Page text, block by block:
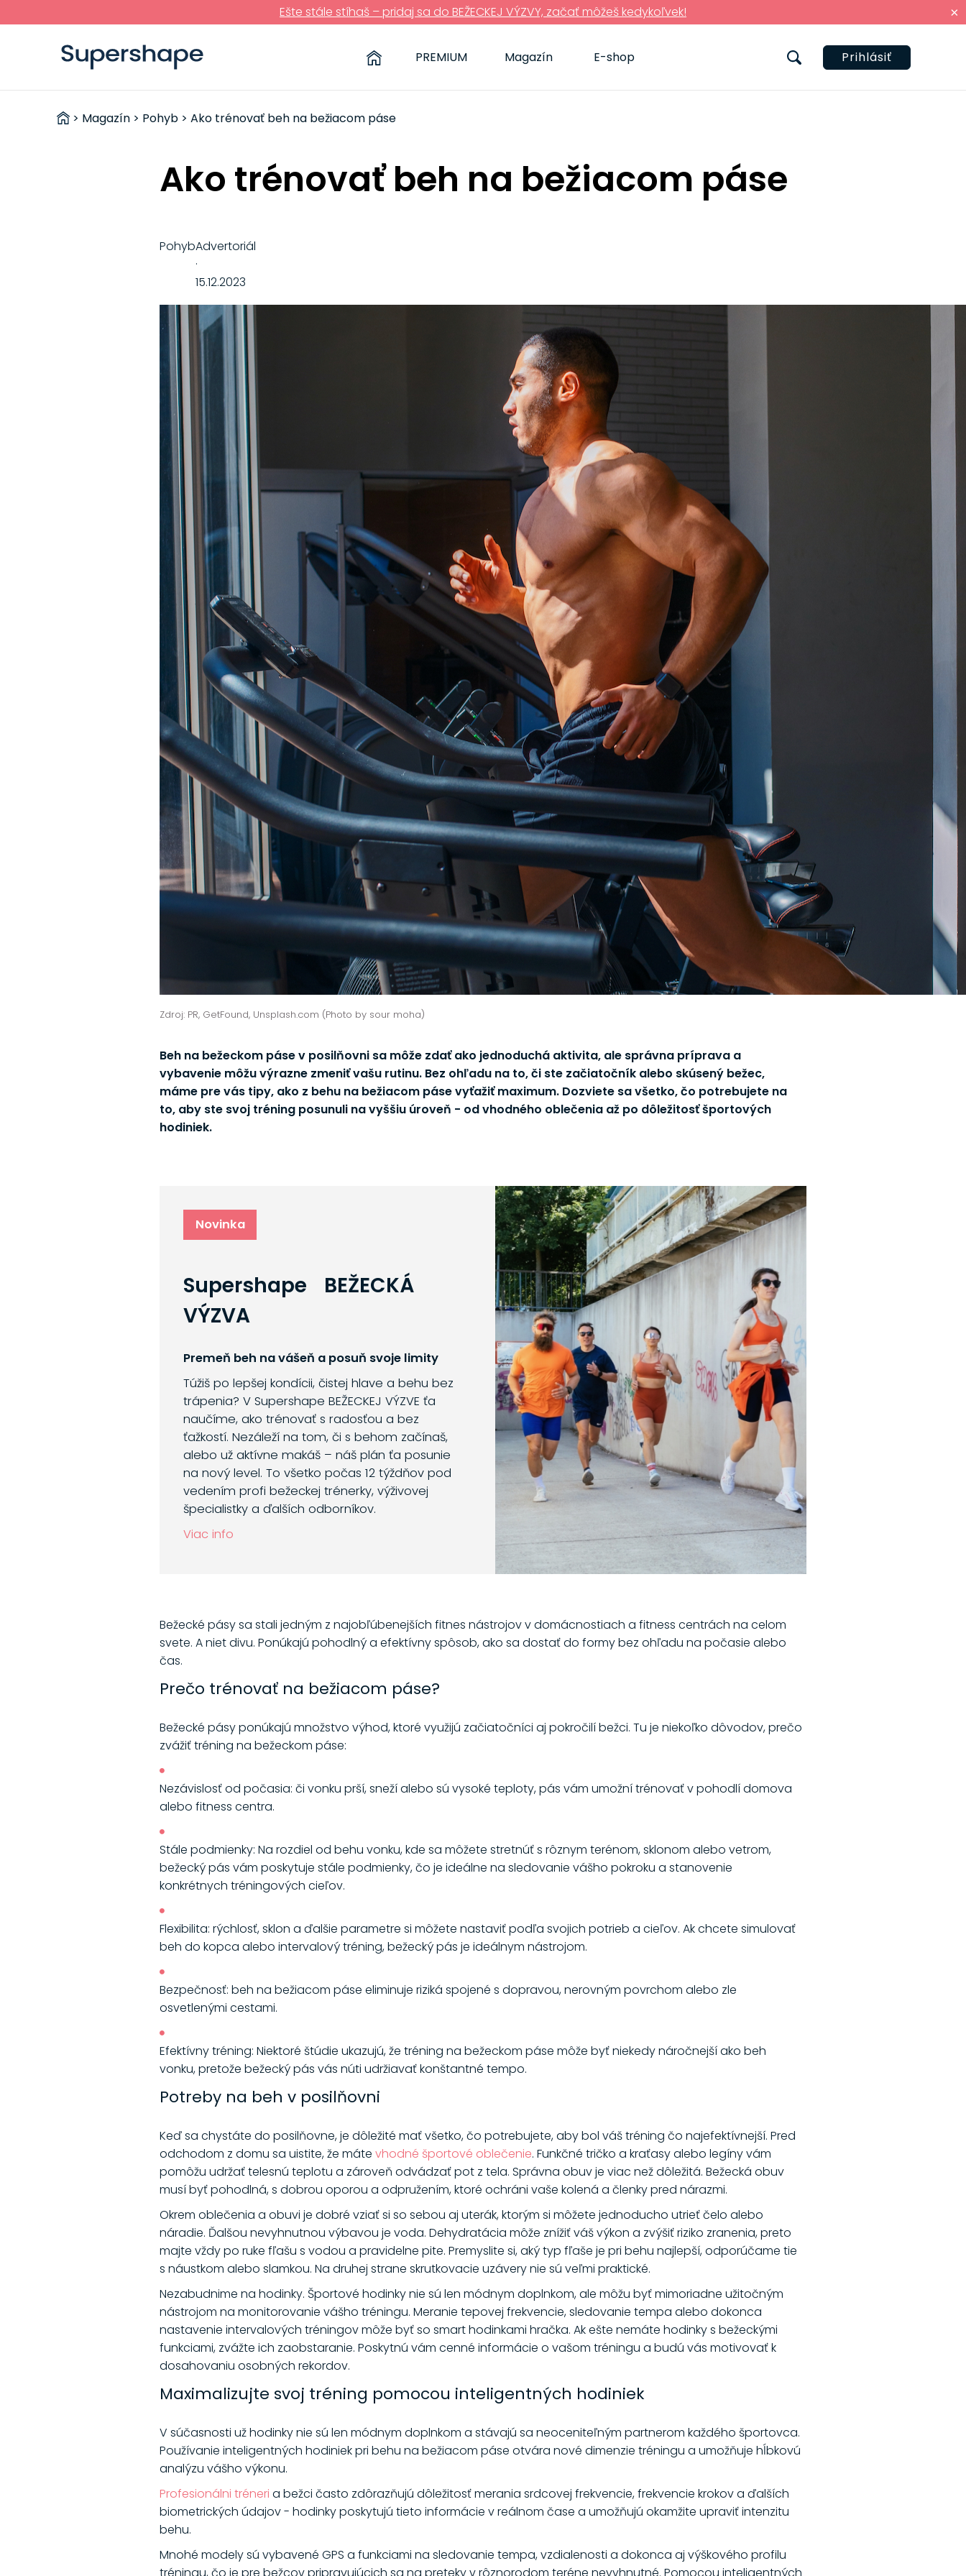
×
Ešte stále stíhaš – pridaj sa do BEŽECKEJ VÝZVY, začať môžeš kedykoľvek!
Prihlásiť
PREMIUM Magazín E-shop
ZDRAVÉ
> Magazín > Pohyb > Ako trénovať beh na bežiacom páse
Ako trénovať beh na bežiacom páse
Zdroj: PR, GetFound, Unsplash.com (Photo by sour moha)
Beh na bežeckom páse v posilňovni sa môže zdať ako jednoduchá aktivita, ale správna príprava a
vybavenie môžu výrazne zmeniť vašu rutinu. Bez ohľadu na to, či ste začiatočník alebo skúsený bežec,
máme pre vás tipy, ako z behu na bežiacom páse vyťažiť maximum. Dozviete sa všetko, čo potrebujete na
to, aby ste svoj tréning posunuli na vyššiu úroveň - od vhodného oblečenia až po dôležitosť športových
hodiniek.
Novinka
Supershape BEŽECKÁ
VÝZVA
Premeň beh na vášeň a posuň svoje limity
Túžiš po lepšej kondícii, čistej hlave a behu bez
trápenia? V Supershape BEŽECKEJ VÝZVE ťa
naučíme, ako trénovať s radosťou a bez
ťažkostí. Nezáleží na tom, či s behom začínaš,
alebo už aktívne makáš – náš plán ťa posunie
na nový level. To všetko počas 12 týždňov pod
vedením profi bežeckej trénerky, výživovej
špecialistky a ďalších odborníkov.
Viac info
Bežecké pásy sa stali jedným z najobľúbenejších fitnes nástrojov v domácnostiach a fitness centrách na celom
svete. A niet divu. Ponúkajú pohodlný a efektívny spôsob, ako sa dostať do formy bez ohľadu na počasie alebo
čas.
Prečo trénovať na bežiacom páse?
Bežecké pásy ponúkajú množstvo výhod, ktoré využijú začiatočníci aj pokročilí bežci. Tu je niekoľko dôvodov, prečo
zvážiť tréning na bežeckom páse:
Nezávislosť od počasia: či vonku prší, sneží alebo sú vysoké teploty, pás vám umožní trénovať v pohodlí domova
alebo fitness centra.
Stále podmienky: Na rozdiel od behu vonku, kde sa môžete stretnúť s rôznym terénom, sklonom alebo vetrom,
bežecký pás vám poskytuje stále podmienky, čo je ideálne na sledovanie vášho pokroku a stanovenie
konkrétnych tréningových cieľov.
Flexibilita: rýchlosť, sklon a ďalšie parametre si môžete nastaviť podľa svojich potrieb a cieľov. Ak chcete simulovať
beh do kopca alebo intervalový tréning, bežecký pás je ideálnym nástrojom.
Bezpečnosť: beh na bežiacom páse eliminuje riziká spojené s dopravou, nerovným povrchom alebo zle
osvetlenými cestami.
Efektívny tréning: Niektoré štúdie ukazujú, že tréning na bežeckom páse môže byť niekedy náročnejší ako beh
vonku, pretože bežecký pás vás núti udržiavať konštantné tempo.
Potreby na beh v posilňovni
Keď sa chystáte do posilňovne, je dôležité mať všetko, čo potrebujete, aby bol váš tréning čo najefektívnejší. Pred
odchodom z domu sa uistite, že máte vhodné športové oblečenie. Funkčné tričko a kraťasy alebo legíny vám
pomôžu udržať telesnú teplotu a zároveň odvádzať pot z tela. Správna obuv je viac než dôležitá. Bežecká obuv
musí byť pohodlná, s dobrou oporou a odpružením, ktoré ochráni vaše kolená a členky pred nárazmi.
Okrem oblečenia a obuvi je dobré vziať si so sebou aj uterák, ktorým si môžete jednoducho utrieť čelo alebo
náradie. Ďalšou nevyhnutnou výbavou je voda. Dehydratácia môže znížiť váš výkon a zvýšiť riziko zranenia, preto
majte vždy po ruke fľašu s vodou a pravidelne pite. Premyslite si, aký typ fľaše je pri behu najlepší, odporúčame tie
s náustkom alebo slamkou. Na druhej strane skrutkovacie uzávery nie sú veľmi praktické.
Nezabudnime na hodinky. Športové hodinky nie sú len módnym doplnkom, ale môžu byť mimoriadne užitočným
nástrojom na monitorovanie vášho tréningu. Meranie tepovej frekvencie, sledovanie tempa alebo dokonca
nastavenie intervalových tréningov môže byť so smart hodinkami hračka. Ak ešte nemáte hodinky s bežeckými
funkciami, zvážte ich zaobstaranie. Poskytnú vám cenné informácie o vašom tréningu a budú vás motivovať k
dosahovaniu osobných rekordov.
Maximalizujte svoj tréning pomocou inteligentných hodiniek
V súčasnosti už hodinky nie sú len módnym doplnkom a stávajú sa neoceniteľným partnerom každého športovca.
Používanie inteligentných hodiniek pri behu na bežiacom páse otvára nové dimenzie tréningu a umožňuje hĺbkovú
analýzu vášho výkonu.
Profesionálni tréneri a bežci často zdôrazňujú dôležitosť merania srdcovej frekvencie, frekvencie krokov a ďalších
biometrických údajov - hodinky poskytujú tieto informácie v reálnom čase a umožňujú okamžite upraviť intenzitu
behu.
Mnohé modely sú vybavené GPS a funkciami na sledovanie tempa, vzdialenosti a dokonca aj výškového profilu
PohybAdvertoriál
·
15.12.2023